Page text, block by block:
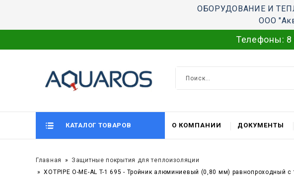
ОБОРУДОВАНИЕ И
ООО
Телефоны: 8
КАТАЛОГ ТОВАРОВ О КОМПАНИИ ДОКУМЕНТЫ
Главная
Защитные покрытия для теплоизоляции
XOTPIPE O-ME-AL T-1 695 - Тройник алюминиевый (0,80 мм)